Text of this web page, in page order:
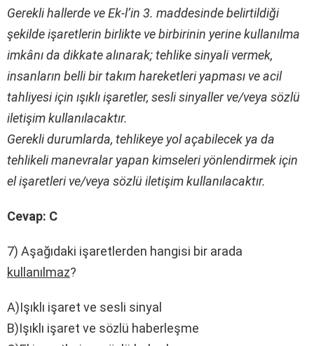
Gerekli hallerde ve Ek-l’in 3. maddesinde belirtildiği
şekilde işaretlerin birlikte ve birbirinin yerine kullanılma
imkânı da dikkate alınarak; tehlike sinyali vermek,
insanların belli bir takım hareketleri yapması ve acil
tahliyesi için ışıklı işaretler, sesli sinyaller ve/veya sözlü
iletişim kullanılacaktır.
Gerekli durumlarda, tehlikeye yol açabilecek ya da
tehlikeli manevralar yapan kimseleri yönlendirmek için
el işaretleri ve/veya sözlü iletişim kullanılacaktır.
Cevap: C
7) Aşağıdaki işaretlerden hangisi bir arada
kullanılmaz?
A)Işıklı işaret ve sesli sinyal
B)Işıklı işaret ve sözlü haberleşme